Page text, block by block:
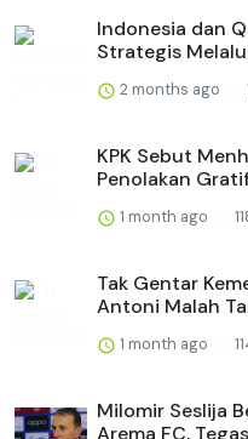
Indonesia dan
Strategis
2 months ago
KPK Sebut
Penolakan
1 month ago
Tak Gentar
Antoni Malah
1 month ago
Milomir Seslija